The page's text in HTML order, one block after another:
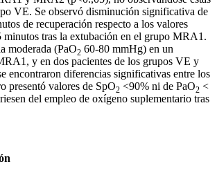
VE. Se observó disminución significativa de
de recuperación respecto a los valores
minutos tras la extubación en el grupo MRA1.
moderada (PaO2 60-80 mmHg) en un
y en dos pacientes de los grupos VE y
encontraron diferencias significativas entre los
presentó valores de SpO2 <90% ni de PaO2 <
del empleo de oxígeno suplementario tras